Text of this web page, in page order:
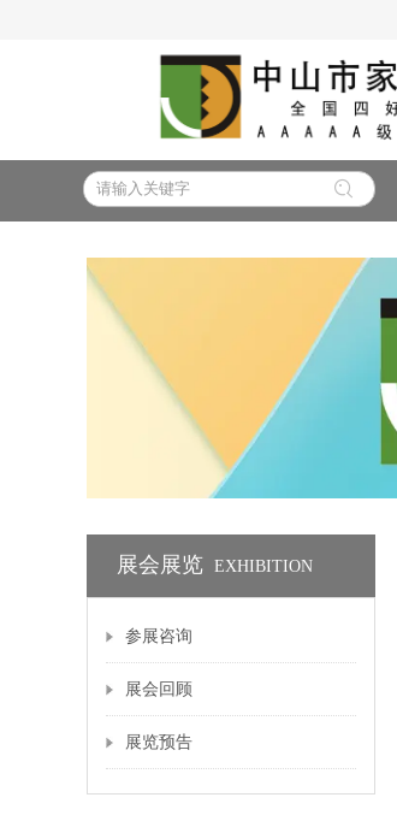
展会展览 EXHIBITION
参展咨询
展会回顾
展览预告